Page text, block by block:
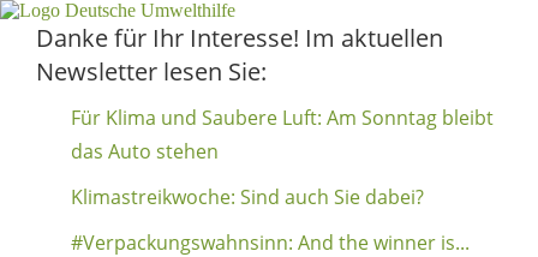
Danke für Ihr Interesse! Im aktuellen
Newsletter lesen Sie:
Für Klima und Saubere Luft: Am Sonntag bleibt
das Auto stehen
Klimastreikwoche: Sind auch Sie dabei?
#Verpackungswahnsinn: And the winner is...